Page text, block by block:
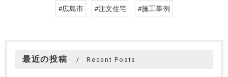
#広島市 #注文住宅 #施工事例
最近の投稿 Recent Posts